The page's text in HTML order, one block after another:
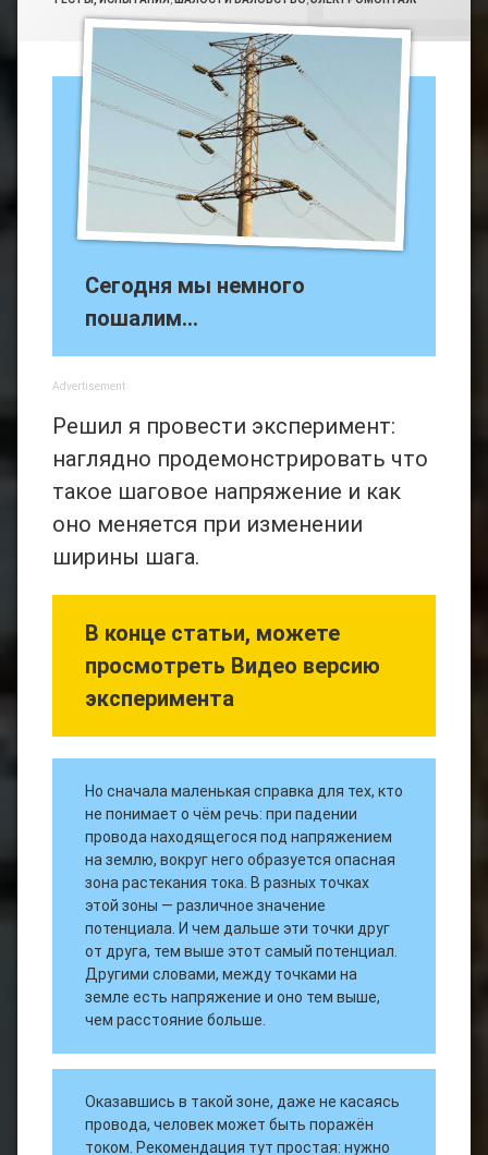
Авто
Электромонтаж
Юмор
Сегодня мы немного
пошалим…
Advertisement
Решил я провести эксперимент:
наглядно продемонстрировать что
такое шаговое напряжение и как
оно меняется при изменении
ширины шага.
В конце статьи, можете
просмотреть Видео версию
эксперимента
Но сначала маленькая справка для тех, кто
не понимает о чём речь: при падении
провода находящегося под напряжением
на землю, вокруг него образуется опасная
зона растекания тока. В разных точках
этой зоны — различное значение
потенциала. И чем дальше эти точки друг
от друга, тем выше этот самый потенциал.
Другими словами, между точками на
земле есть напряжение и оно тем выше,
чем расстояние больше.
Оказавшись в такой зоне, даже не касаясь
провода, человек может быть поражён
током. Рекомендация тут простая: нужно